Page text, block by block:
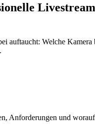
auftaucht: Welche
Anforderungen und